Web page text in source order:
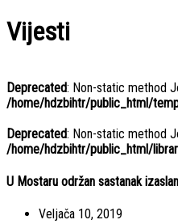
Vijesti
Deprecated: Non-static method
/home/hdzbihtr/public_html/
Deprecated: Non-static method
/home/hdzbihtr/public_html/
U Mostaru održan sastanak
Veljača 10, 2019